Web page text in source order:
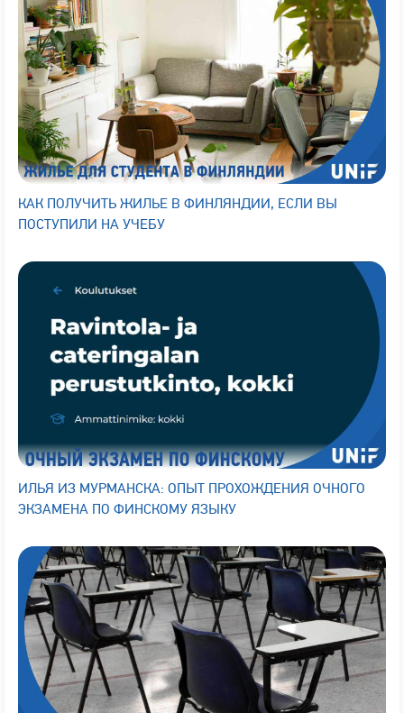
КАК ПОЛУЧИТЬ ЖИЛЬЕ В ФИНЛЯНДИИ, ЕСЛИ ВЫ
ПОСТУПИЛИ НА УЧЕБУ
ИЛЬЯ ИЗ МУРМАНСКА: ОПЫТ ПРОХОЖДЕНИЯ ОЧНОГО
ЭКЗАМЕНА ПО ФИНСКОМУ ЯЗЫКУ